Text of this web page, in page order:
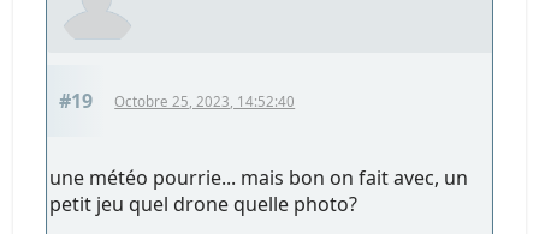
#19 Octobre 25, 2023, 14:52:40
une météo pourrie... mais bon on fait avec, un
petit jeu quel drone quelle photo?